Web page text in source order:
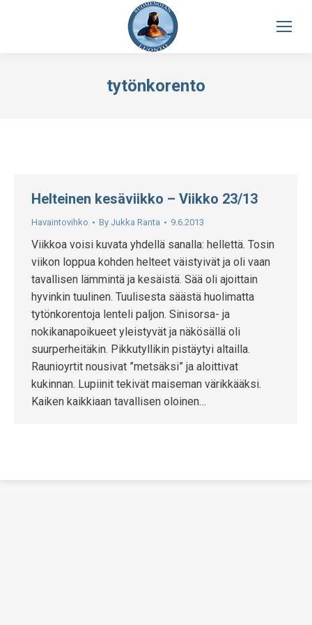
tytönkorento
Helteinen kesäviikko – Viikko 23/13
Havaintovihko By Jukka Ranta 9.6.2013
Viikkoa voisi kuvata yhdellä sanalla: hellettä. Tosin
viikon loppua kohden helteet väistyivät ja oli vaan
tavallisen lämmintä ja kesäistä. Sää oli ajoittain
hyvinkin tuulinen. Tuulisesta säästä huolimatta
tytönkorentoja lenteli paljon. Sinisorsa- ja
nokikanapoikueet yleistyvät ja näkösällä oli
suurperheitäkin. Pikkutyllikin pistäytyi altailla.
Raunioyrtit nousivat ”metsäksi” ja aloittivat
kukinnan. Lupiinit tekivät maiseman värikkääksi.
Kaiken kaikkiaan tavallisen oloinen…